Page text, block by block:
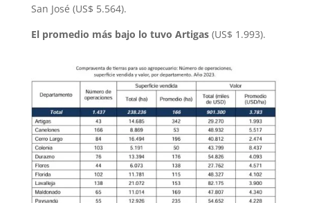
San José (US$ 5.564).
El promedio más bajo lo tuvo Artigas(US$ 1.993).